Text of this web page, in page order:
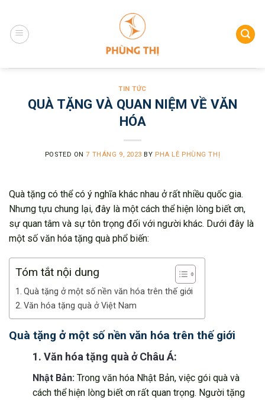
content
TIN TỨC
QUÀ TẶNG VÀ QUAN NIỆM VỀ VĂN
HÓA
POSTED ON7 THÁNG 9, 2023 BY PHA LÊ PHÙNG THỊ
Quà tặng có thể có ý nghĩa khác nhau ở rất nhiều quốc gia.
Nhưng tựu chung lại, đây là một cách thể hiện lòng biết ơn,
sự quan tâm và sự tôn trọng đối với người khác. Dưới đây là
một số văn hóa tặng quà phổ biến:
Tóm tắt nội dung
Quà tặng ở một số nền văn hóa trên thế giới
Văn hóa tặng quà ở Việt Nam
Quà tặng ở một số nền văn hóa trên thế giới
1. Văn hóa tặng quà ở Châu Á:
Nhật Bản: Trong văn hóa Nhật Bản, việc gói quà và
cách thể hiện lòng biết ơn rất quan trọng. Người tặng